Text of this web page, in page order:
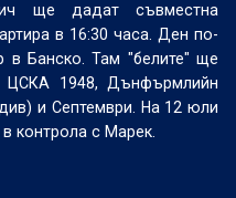
ще дадат съвместна
в 16:30 часа. Ден по-
в Банско. Там "белите" ще
ЦСКА 1948, Дънфърмлийн
и Септември. На 12 юли
контрола с Марек.